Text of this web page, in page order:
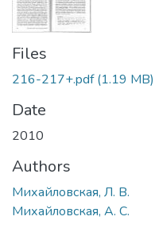
Files
216-217+.pdf(1.19 MB)
Date
2010
Authors
Михайловская, Л. В.
Михайловская, А. С.